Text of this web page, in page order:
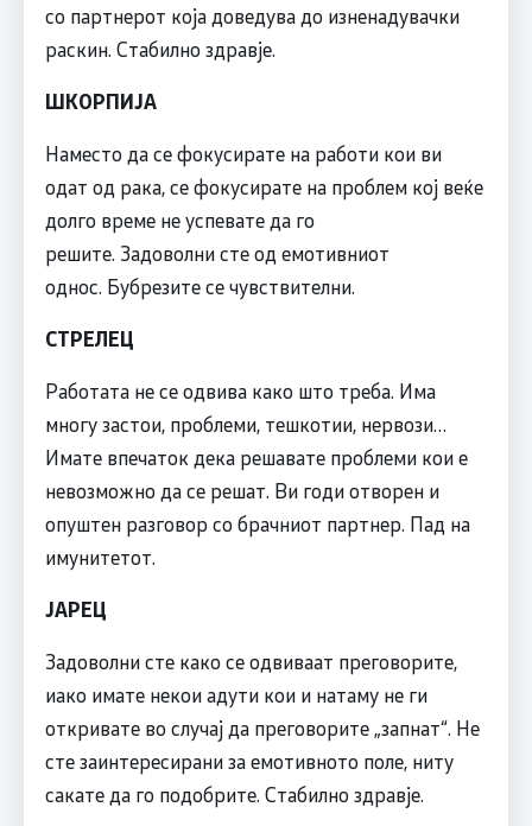
со партнерот која доведува до изненадувачки
раскин. Стабилно здравје.
ШКОРПИЈА
Наместо да се фокусирате на работи кои ви
одат од рака, се фокусирате на проблем кој веќе
долго време не успевате да го
решите. Задоволни сте од емотивниот
однос. Бубрезите се чувствителни.
СТРЕЛЕЦ
Работата не се одвива како што треба. Има
многу застои, проблеми, тешкотии, нервози…
Имате впечаток дека решавате проблеми кои е
невозможно да се решат. Ви годи отворен и
опуштен разговор со брачниот партнер. Пад на
имунитетот.
ЈАРЕЦ
Задоволни сте како се одвиваат преговорите,
иако имате некои адути кои и натаму не ги
откривате во случај да преговорите „запнат“. Не
сте заинтересирани за емотивното поле, ниту
сакате да го подобрите. Стабилно здравје.